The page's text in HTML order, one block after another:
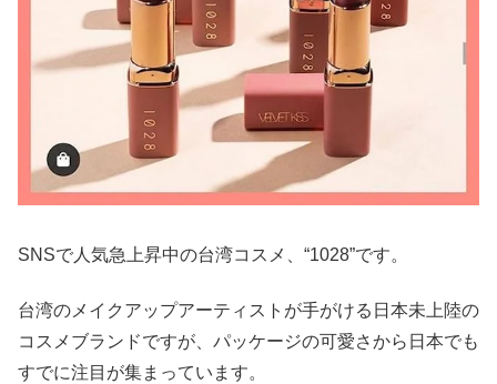
SNSで人気急上昇中の台湾コスメ、“1028”です。
台湾のメイクアップアーティストが手がける日本未上陸の
コスメブランドですが、パッケージの可愛さから日本でも
すでに注目が集まっています。